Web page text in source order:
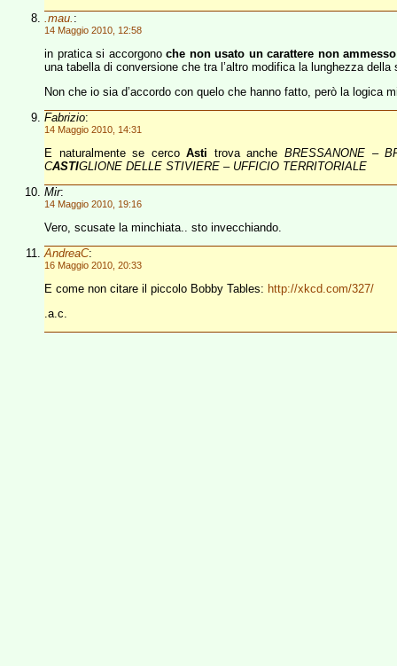
.mau. :
14 Maggio 2010, 12:58
in pratica si accorgonoche non usato un carattere non ammesso
una tabella di conversione che tra l’altro modifica la lunghezza della
Non che io sia d’accordo con quelo che hanno fatto, però la logica
Fabrizio:
14 Maggio 2010, 14:31
E naturalmente se cercoAsti trova anche BRESSANONE –
CASTIGLIONE DELLE STIVIERE – UFFICIO TERRITORIALE
Mir:
14 Maggio 2010, 19:16
Vero, scusate la minchiata.. sto invecchiando.
AndreaC:
16 Maggio 2010, 20:33
E come non citare il piccolo Bobby Tables: http://xkcd.com/327/
.a.c.